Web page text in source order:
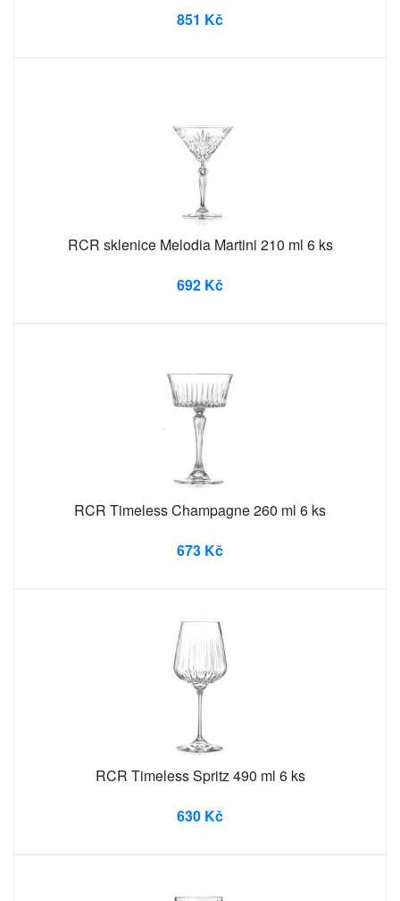
851 Kč
RCR sklenice Melodia Martini 210 ml 6 ks
692 Kč
RCR Timeless Champagne 260 ml 6 ks
673 Kč
RCR Timeless Spritz 490 ml 6 ks
630 Kč